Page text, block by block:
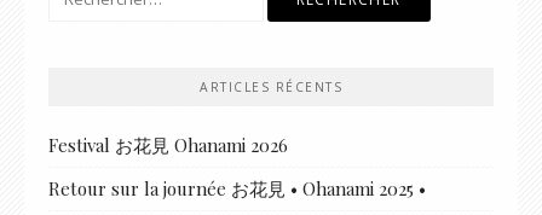
ARTICLES RÉCENTS
Festival お花見 Ohanami 2026
Retour sur la journée お花見 • Ohanami 2025 •